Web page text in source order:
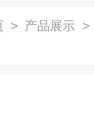
> 产品展示